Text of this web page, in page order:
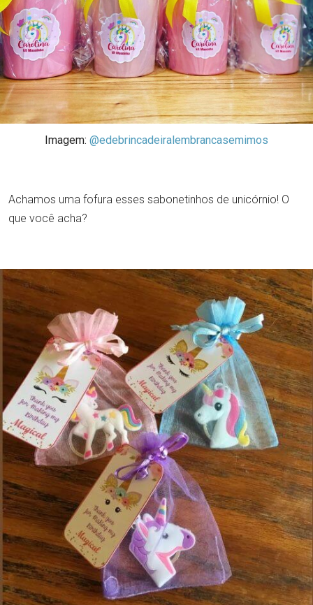
Imagem: @edebrincadeiralembrancasemimos
Achamos uma fofura esses sabonetinhos de unicórnio! O
que você acha?